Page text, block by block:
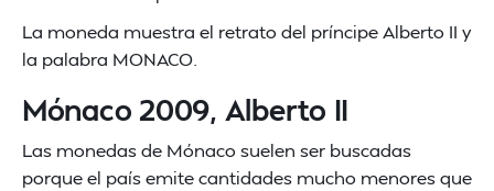
La moneda muestra el retrato del príncipe Alberto II y
la palabra MONACO.
Mónaco 2009, Alberto II
Las monedas de Mónaco suelen ser buscadas
porque el país emite cantidades mucho menores que